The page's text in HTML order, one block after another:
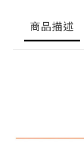
商品描述